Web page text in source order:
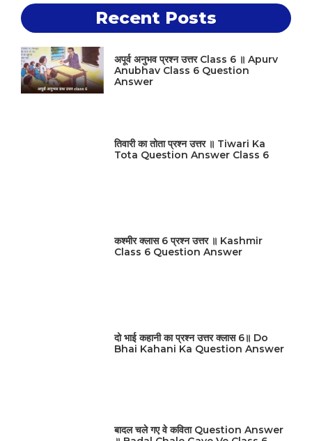
Recent Posts
अपूर्व अनुभव प्रश्न उत्तर Class 6 ॥ Apurv
Anubhav Class 6 Question
Answer
तिवारी का तोता प्रश्न उत्तर ॥ Tiwari Ka
Tota Question Answer Class 6
कश्मीर क्लास 6 प्रश्न उत्तर ॥ Kashmir
Class 6 Question Answer
दो भाई कहानी का प्रश्न उत्तर क्लास 6॥ Do
Bhai Kahani Ka Question Answer
बादल चले गए वे कविता Question Answer